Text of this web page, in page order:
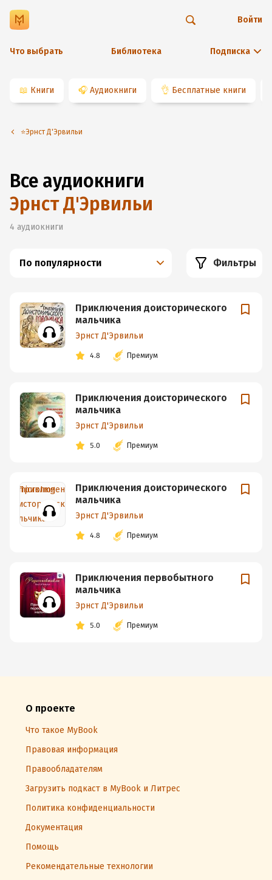
Что выбрать Библиотека Подписка
Войти
📖 Книги 🎧 Аудиокниги 👌 Бесплатные книги
⭐️Эрнст Д'Эрвильи
Все аудиокниги
Эрнст Д'Эрвильи
4 аудиокниги
По популярности Фильтры
Приключения доисторического
мальчика
Эрнст Д'Эрвильи
4.8 Премиум
Приключения доисторического
мальчика
Эрнст Д'Эрвильи
5.0 Премиум
Приключения доисторического
мальчика
Эрнст Д'Эрвильи
4.8 Премиум
Приключения первобытного
мальчика
Эрнст Д'Эрвильи
5.0 Премиум
О проекте
Что такое MyBook
Правовая информация
Правообладателям
Загрузить подкаст в MyBook и Литрес
Политика конфиденциальности
Документация
Помощь
Рекомендательные технологии